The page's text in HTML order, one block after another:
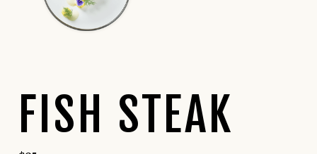
FISH STEAK